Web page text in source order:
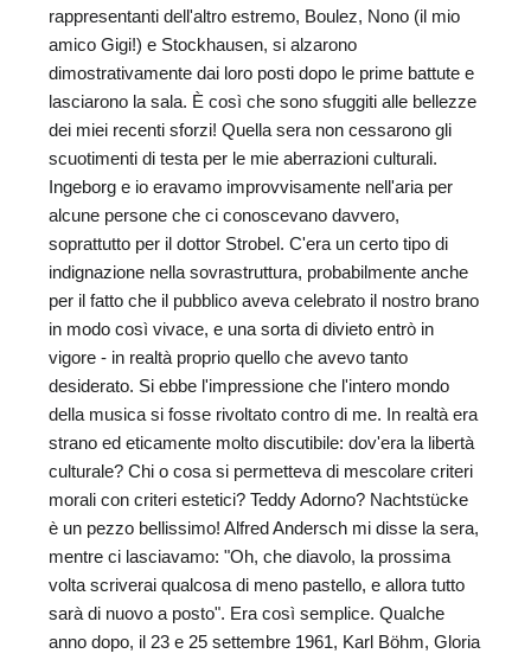
rappresentanti dell'altro estremo, Boulez, Nono (il mio
amico Gigi!) e Stockhausen, si alzarono
dimostrativamente dai loro posti dopo le prime battute e
lasciarono la sala. È così che sono sfuggiti alle bellezze
dei miei recenti sforzi! Quella sera non cessarono gli
scuotimenti di testa per le mie aberrazioni culturali.
Ingeborg e io eravamo improvvisamente nell'aria per
alcune persone che ci conoscevano davvero,
soprattutto per il dottor Strobel. C'era un certo tipo di
indignazione nella sovrastruttura, probabilmente anche
per il fatto che il pubblico aveva celebrato il nostro brano
in modo così vivace, e una sorta di divieto entrò in
vigore - in realtà proprio quello che avevo tanto
desiderato. Si ebbe l'impressione che l'intero mondo
della musica si fosse rivoltato contro di me. In realtà era
strano ed eticamente molto discutibile: dov'era la libertà
culturale? Chi o cosa si permetteva di mescolare criteri
morali con criteri estetici? Teddy Adorno? Nachtstücke
è un pezzo bellissimo! Alfred Andersch mi disse la sera,
mentre ci lasciavamo: "Oh, che diavolo, la prossima
volta scriverai qualcosa di meno pastello, e allora tutto
sarà di nuovo a posto". Era così semplice. Qualche
anno dopo, il 23 e 25 settembre 1961, Karl Böhm, Gloria